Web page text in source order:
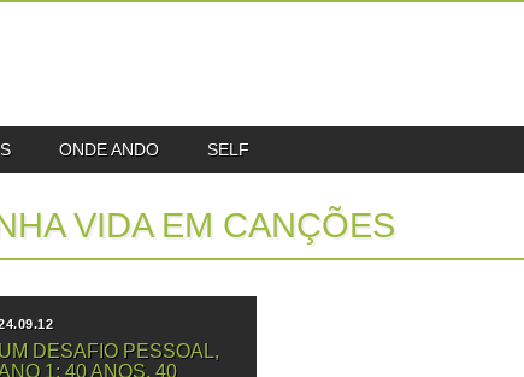
ONDE ANDO SELF
VIDA EM CANÇÕES
UM DESAFIO PESSOAL,
1: 40 ANOS, 40